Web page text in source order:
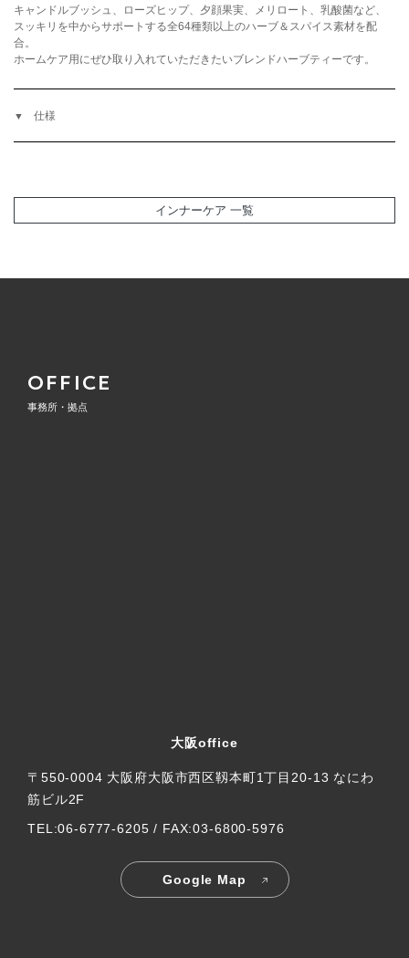
キャンドルブッシュ、ローズヒップ、夕顔果実、メリロート、乳酸菌など、
スッキリを中からサポートする全64種類以上のハーブ＆スパイス素材を配
合。
ホームケア用にぜひ取り入れていただきたいブレンドハーブティーです。
仕様
インナーケア 一覧
OFFICE
事務所・拠点
大阪office
〒550-0004 大阪府大阪市西区靱本町1丁目20-13 なにわ
筋ビル2F
TEL:06-6777-6205 / FAX:03-6800-5976
Google Map